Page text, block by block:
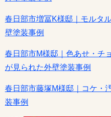
春日部市増冨K様邸｜モルタ
壁塗装事例
春日部市M様邸｜色あせ・チ
が見られた外壁塗装事例
春日部市藤塚M様邸｜コケ・
装事例